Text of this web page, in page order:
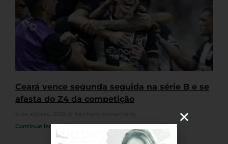
Ceará vence segunda seguida na série B e se
afasta do Z4 da competição
Continue lendo »